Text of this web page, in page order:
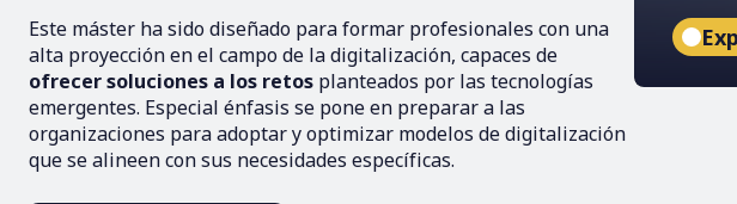
Este máster ha sido diseñado para formar profesionales con una
alta proyección en el campo de la digitalización, capaces de
ofrecer soluciones a los retos planteados por las tecnologías
emergentes. Especial énfasis se pone en preparar a las
organizaciones para adoptar y optimizar modelos de digitalización
que se alineen con sus necesidades específicas.